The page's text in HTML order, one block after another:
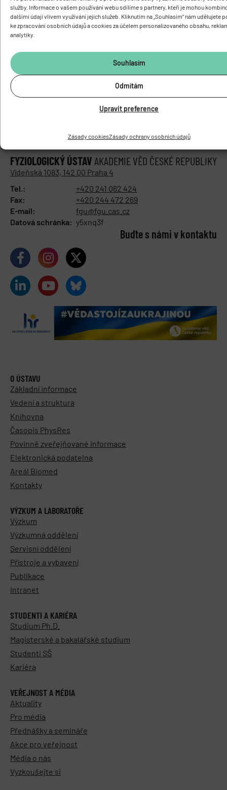
služby. Informace o vašem používání webu sdílíme s partnery, kteří je mohou
dalšími údaji vlivem využívání jejich služeb. Kliknutím na „Souhlasím“ nám udělujete
ke zpracování osobních údajů a cookies za účelem personalizovaného obsahu,
analytiky.
Souhlasím
Odmítám
Upravit preference
Zásady cookiesZásady ochrany osobních údajů
neurons . Physiological Research. 2017, roč. 66, 3, p. 549-
532 . IF = 1.324
FYZIOLOGICKÝ ÚSTAV AKADEMIE VĚD ČESKÉ REPUBLIKY
Vídeňská 1083, 142 00 Praha 4
Tel.:
+420 241 062 424
Fax:
+420 244 472 269
E-mail:
fgu@fgu.cas.cz
Datová schránka: y5xnq3f
Buďte s námi v kontaktu
O ÚSTAVU
Základní informace
Vedení a struktura
Knihovna
Časopis PhysRes
Povinně zveřejňované informace
Elektronická podatelna
Areál Biomed
Kontakty
VÝZKUM A LABORATOŘE
Výzkum
Výzkumná oddělení
Servisní oddělení
Přístroje a vybavení
Publikace
Intranet
STUDENTI A KARIÉRA
Studium Ph.D.
Magisterské a bakalářské studium
Studenti SŠ
Kariéra
VEŘEJNOST A MÉDIA
Aktuality
Pro média
Přednášky a semináře
Akce pro veřejnost
Média o nás
Vyzkoušejte si